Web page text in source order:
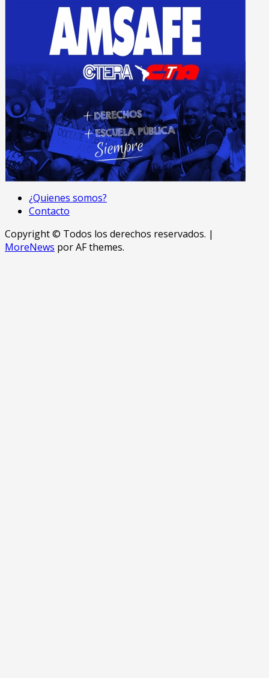
¿Quienes somos?
Contacto
Copyright © Todos los derechos reservados. |
MoreNews por AF themes.